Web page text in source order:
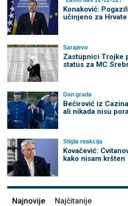
Konaković:
učinjeno za
Sarajevo
Zastupnici Trojke
status za MC
Dan grada
Bećirović iz
ali nikada nisu
Stigla reakcija
Kovačević:
kako nisam kršten
Najnovije Najčitanije